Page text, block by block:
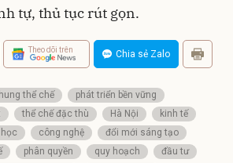
tự, thủ tục rút gọn.
Theo dõi trên Chia sẻ Zalo
thể chế
phát triển bền vững
thể chế đặc thù Hà Nội
kinh tế
công nghệ
đổi mới sáng tạo
phân quyền quy hoạch
đầu tư